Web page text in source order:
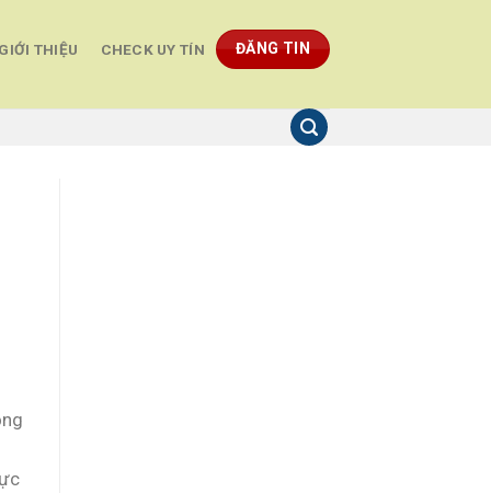
GIỚI THIỆU CHECK UY TÍN ĐĂNG TIN